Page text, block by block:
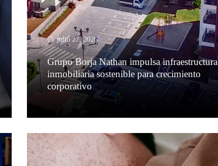
julio 27, 2026
Grupo Borja Nathan impulsa infraestructura
inmobiliaria sostenible para crecimiento
corporativo